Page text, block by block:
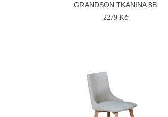
GRANDSON TKANINA 8B
2279 Kč